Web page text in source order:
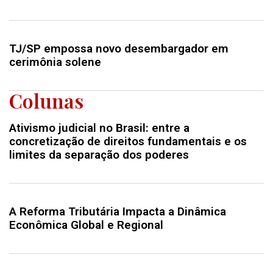
TJ/SP empossa novo desembargador em
cerimônia solene
Colunas
Ativismo judicial no Brasil: entre a
concretização de direitos fundamentais e os
limites da separação dos poderes
A Reforma Tributária Impacta a Dinâmica
Econômica Global e Regional